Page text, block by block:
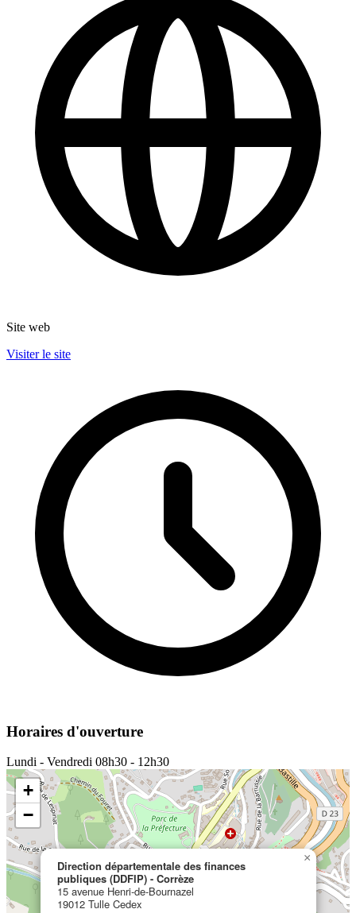
Site web
Visiter le site
Horaires d'ouverture
Lundi - Vendredi 08h30 - 12h30
Direction départementale des finances
publiques (DDFIP) - Corrèze
15 avenue Henri-de-Bournazel
19012 Tulle Cedex
×
+
−